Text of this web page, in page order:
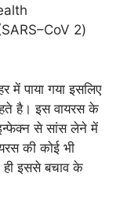
–CoV 2)
में पाया गया इसलिए
है। इस वायरस के
से सांस लेने में
की कोई भी
ही इससे बचाव के